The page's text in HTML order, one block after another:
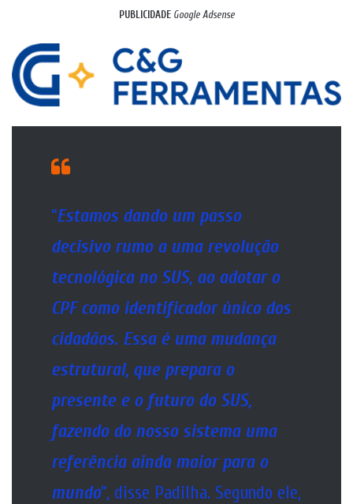
PUBLICIDADE Google Adsense
“Estamos dando um passo
decisivo rumo a uma revolução
tecnológica no SUS, ao adotar o
CPF como identificador único dos
cidadãos. Essa é uma mudança
estrutural, que prepara o
presente e o futuro do SUS,
fazendo do nosso sistema uma
referência ainda maior para o
mundo”, disse Padilha. Segundo ele,